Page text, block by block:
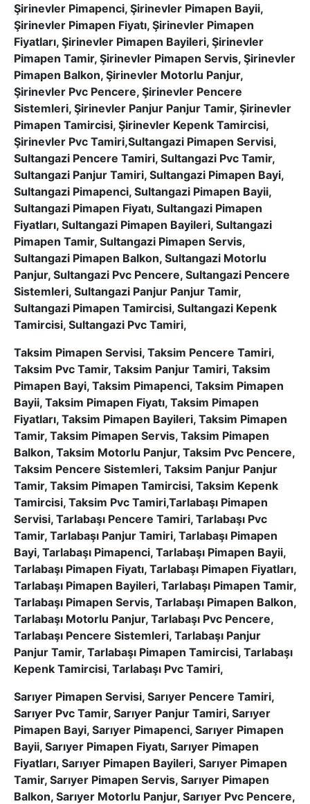
Şirinevler Pimapenci, Şirinevler Pimapen Bayii,
Şirinevler Pimapen Fiyatı, Şirinevler Pimapen
Fiyatları, Şirinevler Pimapen Bayileri, Şirinevler
Pimapen Tamir, Şirinevler Pimapen Servis, Şirinevler
Pimapen Balkon, Şirinevler Motorlu Panjur,
Şirinevler Pvc Pencere, Şirinevler Pencere
Sistemleri, Şirinevler Panjur Panjur Tamir, Şirinevler
Pimapen Tamircisi, Şirinevler Kepenk Tamircisi,
Şirinevler Pvc Tamiri,Sultangazi Pimapen Servisi,
Sultangazi Pencere Tamiri, Sultangazi Pvc Tamir,
Sultangazi Panjur Tamiri, Sultangazi Pimapen Bayi,
Sultangazi Pimapenci, Sultangazi Pimapen Bayii,
Sultangazi Pimapen Fiyatı, Sultangazi Pimapen
Fiyatları, Sultangazi Pimapen Bayileri, Sultangazi
Pimapen Tamir, Sultangazi Pimapen Servis,
Sultangazi Pimapen Balkon, Sultangazi Motorlu
Panjur, Sultangazi Pvc Pencere, Sultangazi Pencere
Sistemleri, Sultangazi Panjur Panjur Tamir,
Sultangazi Pimapen Tamircisi, Sultangazi Kepenk
Tamircisi, Sultangazi Pvc Tamiri,
Taksim Pimapen Servisi, Taksim Pencere Tamiri,
Taksim Pvc Tamir, Taksim Panjur Tamiri, Taksim
Pimapen Bayi, Taksim Pimapenci, Taksim Pimapen
Bayii, Taksim Pimapen Fiyatı, Taksim Pimapen
Fiyatları, Taksim Pimapen Bayileri, Taksim Pimapen
Tamir, Taksim Pimapen Servis, Taksim Pimapen
Balkon, Taksim Motorlu Panjur, Taksim Pvc Pencere,
Taksim Pencere Sistemleri, Taksim Panjur Panjur
Tamir, Taksim Pimapen Tamircisi, Taksim Kepenk
Tamircisi, Taksim Pvc Tamiri,Tarlabaşı Pimapen
Servisi, Tarlabaşı Pencere Tamiri, Tarlabaşı Pvc
Tamir, Tarlabaşı Panjur Tamiri, Tarlabaşı Pimapen
Bayi, Tarlabaşı Pimapenci, Tarlabaşı Pimapen Bayii,
Tarlabaşı Pimapen Fiyatı, Tarlabaşı Pimapen Fiyatları,
Tarlabaşı Pimapen Bayileri, Tarlabaşı Pimapen Tamir,
Tarlabaşı Pimapen Servis, Tarlabaşı Pimapen Balkon,
Tarlabaşı Motorlu Panjur, Tarlabaşı Pvc Pencere,
Tarlabaşı Pencere Sistemleri, Tarlabaşı Panjur
Panjur Tamir, Tarlabaşı Pimapen Tamircisi, Tarlabaşı
Kepenk Tamircisi, Tarlabaşı Pvc Tamiri,
Sarıyer Pimapen Servisi, Sarıyer Pencere Tamiri,
Sarıyer Pvc Tamir, Sarıyer Panjur Tamiri, Sarıyer
Pimapen Bayi, Sarıyer Pimapenci, Sarıyer Pimapen
Bayii, Sarıyer Pimapen Fiyatı, Sarıyer Pimapen
Fiyatları, Sarıyer Pimapen Bayileri, Sarıyer Pimapen
Tamir, Sarıyer Pimapen Servis, Sarıyer Pimapen
Balkon, Sarıyer Motorlu Panjur, Sarıyer Pvc Pencere,